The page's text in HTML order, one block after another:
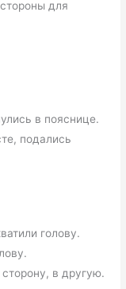
для
в пояснице.
подались
голову.
в другую.